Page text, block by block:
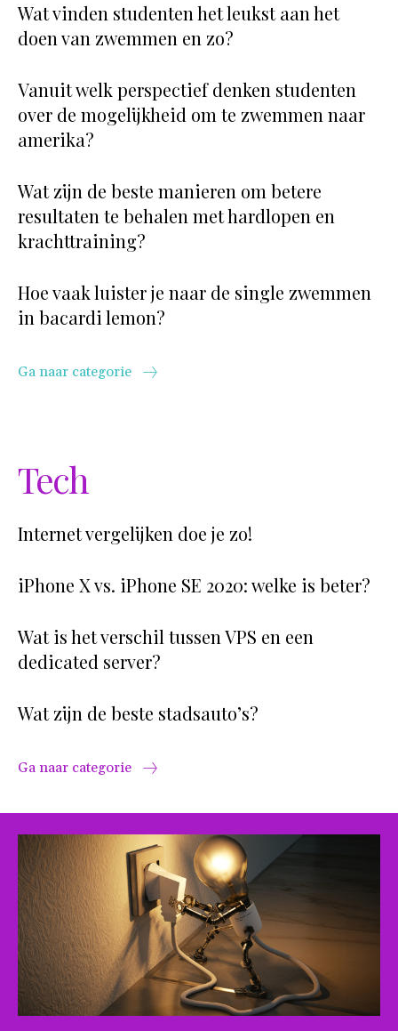
Wat vinden studenten het leukst aan het
doen van zwemmen en zo?
Vanuit welk perspectief denken studenten
over de mogelijkheid om te zwemmen naar
amerika?
Wat zijn de beste manieren om betere
resultaten te behalen met hardlopen en
krachttraining?
Hoe vaak luister je naar de single zwemmen
in bacardi lemon?
Ga naar categorie
Tech
Internet vergelijken doe je zo!
iPhone X vs. iPhone SE 2020: welke is beter?
Wat is het verschil tussen VPS en een
dedicated server?
Wat zijn de beste stadsauto’s?
Ga naar categorie